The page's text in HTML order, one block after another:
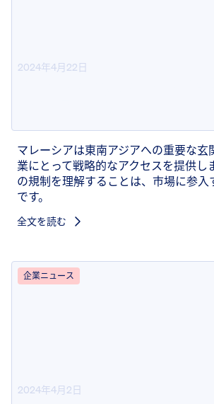
2024年4月22日
マレーシアは東南アジアへの重要な玄
業にとって戦略的なアクセスを提供し
の規制を理解することは、市場に参入
です。
全文を読む
企業ニュース
2024年4月2日